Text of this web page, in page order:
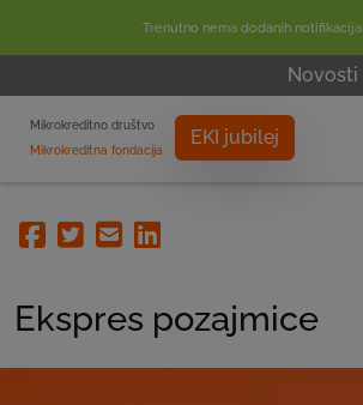
Trenutno nema dodanih notifikacija
Novosti
Mikrokreditno društvo
Mikrokreditna fondacija
EKI jubilej
Facebook
TwitterEmailLinkedin
Ekspres pozajmice